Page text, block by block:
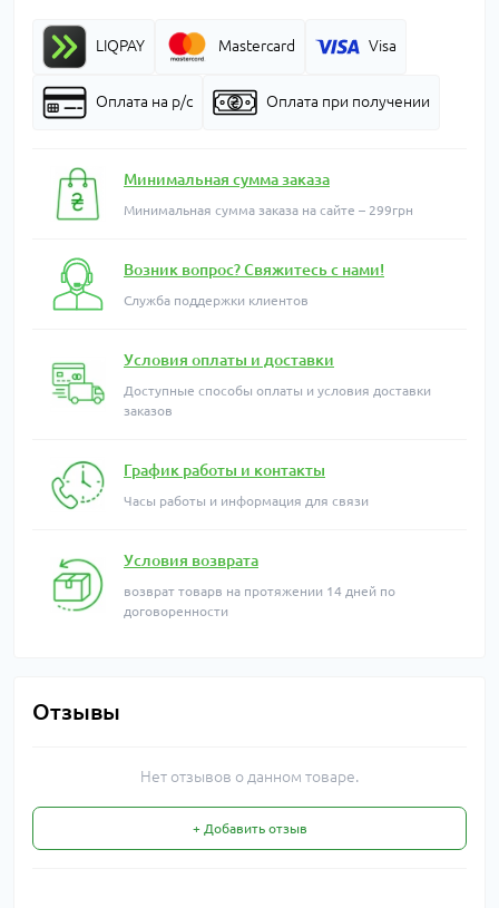
LIQPAY Mastercard Visa
Оплата на р/с Оплата при получении
Минимальная сумма заказа
Минимальная сумма заказа на сайте – 299грн
Возник вопрос? Свяжитесь с нами!
Служба поддержки клиентов
Условия оплаты и доставки
Доступные способы оплаты и условия доставки
заказов
График работы и контакты
Часы работы и информация для связи
Условия возврата
возврат товарв на протяжении 14 дней по
договоренности
Отзывы
Нет отзывов о данном товаре.
+ Добавить отзыв